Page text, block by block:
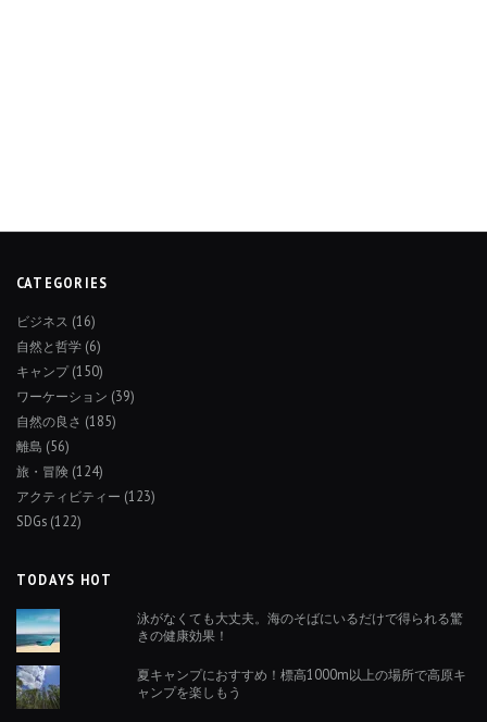
CATEGORIES
ビジネス (16)
自然と哲学 (6)
キャンプ(150)
ワーケーション (39)
自然の良さ (185)
離島 (56)
旅・冒険 (124)
アクティビティー (123)
SDGs (122)
TODAYS HOT
泳がなくても大丈夫。海のそばにいるだけで得られる驚
きの健康効果！
夏キャンプにおすすめ！標高1000m以上の場所で高原キ
ャンプを楽しもう